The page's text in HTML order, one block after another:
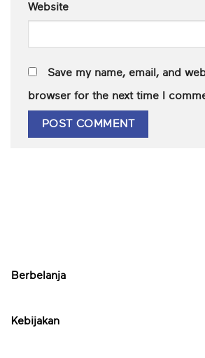
Website
Save my name, email, and
browser for the next time I
Berbelanja
Kebijakan